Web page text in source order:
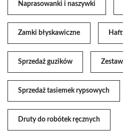
Naprasowanki i naszywki
Zamki błyskawiczne
Sprzedaż guzików
Sprzedaż tasiemek rypsowych
Druty do robótek ręcznych